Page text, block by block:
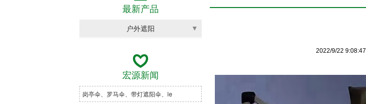
2022/9/22 9:08:47
最新产品
户外遮阳
岗亭伞
中柱伞

宏源新闻
岗亭伞、罗马伞、带灯遮阳伞、le